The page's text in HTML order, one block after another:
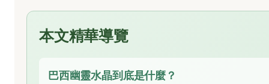
本文精華導覽
巴西幽靈水晶到底是什麼？